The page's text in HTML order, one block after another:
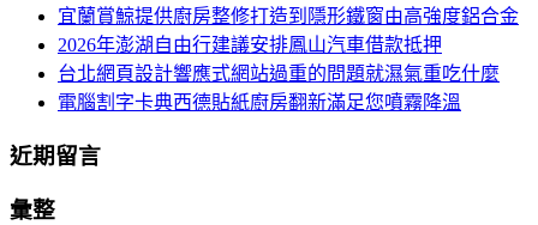
宜蘭賞鯨提供廚房整修打造到隱形鐵窗由高強度鋁合金
2026年澎湖自由行建議安排鳳山汽車借款抵押
台北網頁設計響應式網站過重的問題就濕氣重吃什麼
電腦割字卡典西德貼紙廚房翻新滿足您噴霧降溫
近期留言
彙整